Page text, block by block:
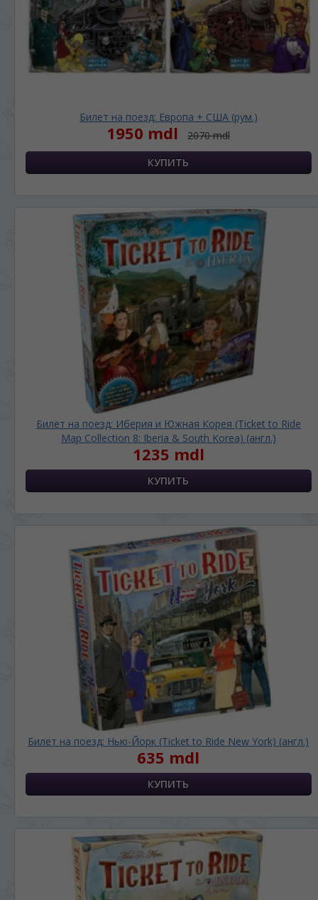
Билет на поезд: Европа + США (рум.)
1950 mdl 2070 mdl
Билет на поезд: Иберия и Южная Корея (Ticket to Ride
Map Collection 8: Iberia & South Korea) (англ.)
1235 mdl
Билет на поезд: Нью-Йорк (Ticket to Ride New York) (англ.)
635 mdl
ЯЗЫК САЙТА / LIMBA SITE-ULUI